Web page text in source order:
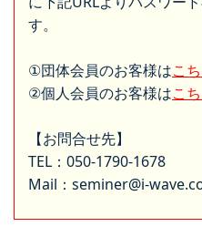
す。
①団体会員のお客様はこ
②個人会員のお客様はこ
【お問合せ先】
TEL：050-1790-1678
Mail：seminer@i-